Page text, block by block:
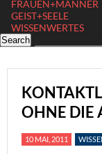
FRAUEN+MÄNNER
GEIST+SEELE
WISSENWERTES
OHNE DIE
10 MAI, 2011